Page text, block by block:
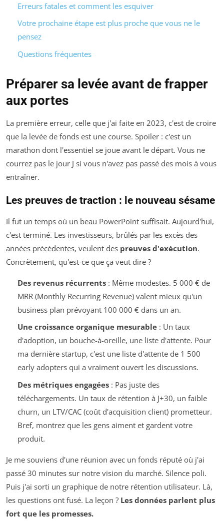
Erreurs fatales et comment les esquiver
Votre prochaine étape est plus proche que vous ne le
pensez
Questions fréquentes
Préparer sa levée avant de frapper
aux portes
La première erreur, celle que j'ai faite en 2023, c'est de croire
que la levée de fonds est une course. Spoiler : c'est un
marathon dont l'essentiel se joue avant le départ. Vous ne
courrez pas le jour J si vous n'avez pas passé des mois à vous
entraîner.
Les preuves de traction : le nouveau sésame
Il fut un temps où un beau PowerPoint suffisait. Aujourd'hui,
c'est terminé. Les investisseurs, brûlés par les excès des
années précédentes, veulent des preuves d'exécution.
Concrètement, qu'est-ce que ça veut dire ?
Des revenus récurrents: Même modestes. 5 000 € de
MRR (Monthly Recurring Revenue) valent mieux qu'un
business plan prévoyant 100 000 € dans un an.
Une croissance organique mesurable: Un taux
d'adoption, un bouche-à-oreille, une liste d'attente. Pour
ma dernière startup, c'est une liste d'attente de 1 500
early adopters qui a vraiment ouvert les discussions.
Des métriques engagées: Pas juste des
téléchargements. Un taux de rétention à J+30, un faible
churn, un LTV/CAC (coût d'acquisition client) prometteur.
Bref, montrez que les gens aiment et gardent votre
produit.
Je me souviens d'une réunion avec un fonds réputé où j'ai
passé 30 minutes sur notre vision du marché. Silence poli.
Puis j'ai sorti un graphique de notre rétention utilisateur. Là,
les questions ont fusé. La leçon ? Les données parlent plus
fort que les promesses.